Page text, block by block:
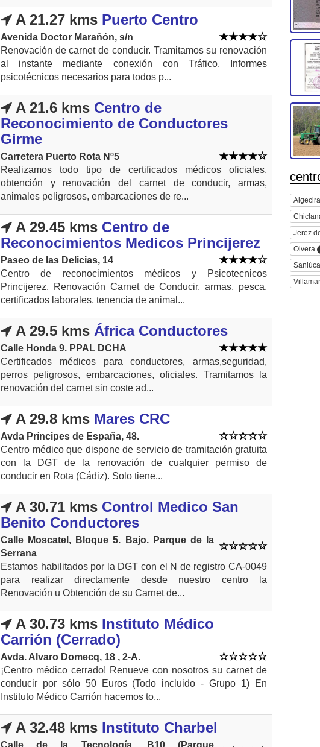
A 21.27 kms Puerto Centro
Avenida Doctor Marañón, s/n
Renovación de carnet de conducir. Tramitamos su renovación
al instante mediante conexión con Tráfico. Informes
psicotécnicos necesarios para todos p...
A 21.6 kms Centro de
Reconocimiento de Conductores
Girme
Carretera Puerto Rota Nº5
Realizamos todo tipo de certificados médicos oficiales,
obtención y renovación del carnet de conducir, armas,
animales peligrosos, embarcaciones de re...
A 29.45 kms Centro de
Reconocimientos Medicos Princijerez
Paseo de las Delicias, 14
Centro de reconocimientos médicos y Psicotecnicos
Princijerez. Renovación Carnet de Conducir, armas, pesca,
certificados laborales, tenencia de animal...
A 29.5 kms África Conductores
Calle Honda 9. PPAL DCHA
Certificados médicos para conductores, armas,seguridad,
perros peligrosos, embarcaciones, oficiales. Tramitamos la
renovación del carnet sin coste ad...
A 29.8 kms Mares CRC
Avda Príncipes de España, 48.
Centro médico que dispone de servicio de tramitación gratuita
con la DGT de la renovación de cualquier permiso de
conducir en Rota (Cádiz). Solo tiene...
A 30.71 kms Control Medico San
Benito Conductores
Calle Moscatel, Bloque 5. Bajo. Parque de la
Serrana
Estamos habilitados por la DGT con el N de registro CA-0049
para realizar directamente desde nuestro centro la
Renovación u Obtención de su Carnet de...
A 30.73 kms Instituto Médico
Carrión (Cerrado)
Avda. Alvaro Domecq, 18 , 2-A.
¡Centro médico cerrado! Renueve con nosotros su carnet de
conducir por sólo 50 Euros (Todo incluido - Grupo 1) En
Instituto Médico Carrión hacemos to...
A 32.48 kms Instituto Charbel
Calle de la Tecnología, B10 (Parque
Jerez
Olvera